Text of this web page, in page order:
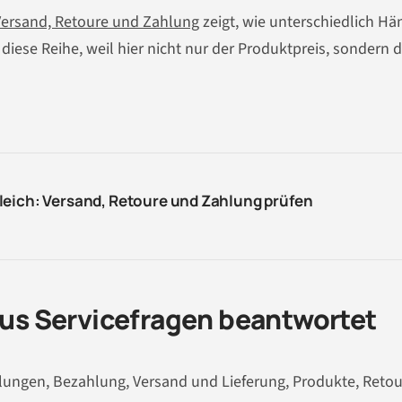
Retoure und Zahlungzeigt, wie unterschiedlich
Reihe, weil hier nicht nur der Produktpreis, sondern
Versand, Retoure und Zahlung prüfen
Servicefragen beantwortet
Bezahlung, Versand und Lieferung, Produkte,